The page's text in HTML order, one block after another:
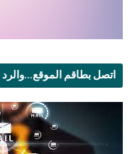
اتصل بطاقم